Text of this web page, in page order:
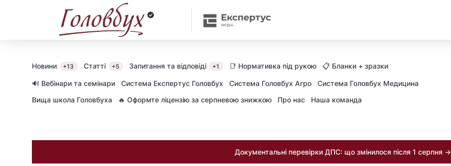
Новини +13 Статті +5 Запитання та відповіді +1 📑 Нормативка під рукою 📋 Бланки + зразки
🔊 Вебінари та семінари Cистема Експертус Головбух Система Головбух Агро
Система Головбух Медицина
Вища школа Головбуха
🔥 Оформте ліцензію за серпневою знижкою Про нас Наша команда
Документальні перевірки ДПС: що змінилося після 1 серпня →